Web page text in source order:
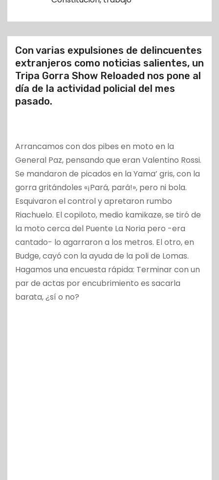
Con varias expulsiones de delincuentes
extranjeros como noticias salientes, un
Tripa Gorra Show Reloaded nos pone al
día de la actividad policial del mes
pasado.
Arrancamos con dos pibes en moto en la
General Paz, pensando que eran Valentino Rossi.
Se mandaron de picados en la Yama’ gris, con la
gorra gritándoles «¡Pará, pará!», pero ni bola.
Esquivaron el control y apretaron rumbo
Riachuelo. El copiloto, medio kamikaze, se tiró de
la moto cerca del Puente La Noria pero -era
cantado- lo agarraron a los metros. El otro, en
Budge, cayó con la ayuda de la poli de Lomas.
Hagamos una encuesta rápida: Terminar con un
par de actas por encubrimiento es sacarla
barata, ¿sí o no?